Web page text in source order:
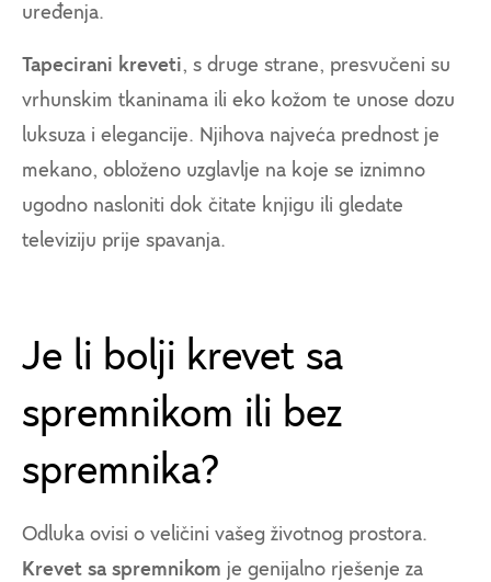
uređenja.
Tapecirani kreveti, s druge strane, presvučeni su
vrhunskim tkaninama ili eko kožom te unose dozu
luksuza i elegancije. Njihova najveća prednost je
mekano, obloženo uzglavlje na koje se iznimno
ugodno nasloniti dok čitate knjigu ili gledate
televiziju prije spavanja.
Je li bolji krevet sa
spremnikom ili bez
spremnika?
Odluka ovisi o veličini vašeg životnog prostora.
Krevet sa spremnikom je genijalno rješenje za